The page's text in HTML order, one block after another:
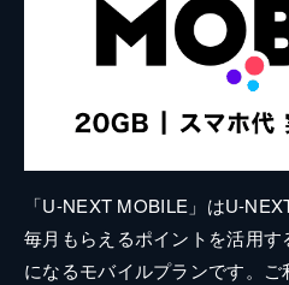
「U-NEXT MOBILE」はU-
毎月もらえるポイントを活用
になるモバイルプランです。